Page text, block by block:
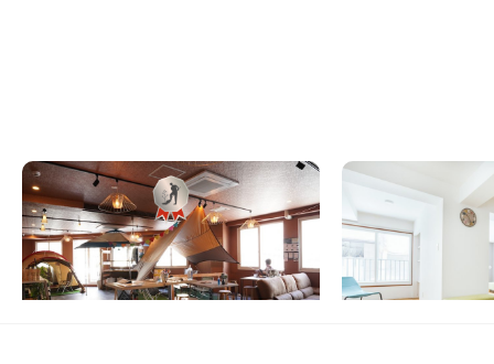
小樽B邸
北海道 ゲストハウス
【駅徒歩8分】多国籍な旅人との出会いを楽
しめる家
この家からの距離 5km
札幌A邸
北海道 シェアハウス
【すすきのまで電車5
しは札幌から
この家からの距離 28km